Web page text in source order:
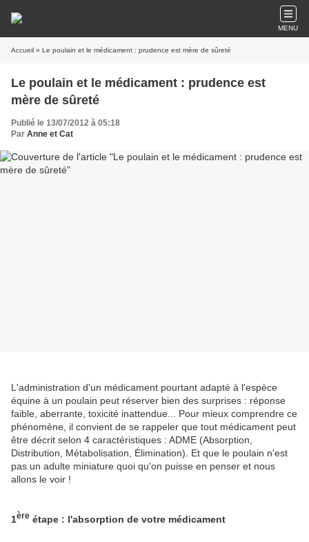
MENU
Accueil » Le poulain et le médicament : prudence est mère de sûreté
Le poulain et le médicament : prudence est
mère de sûreté
Publié le 13/07/2012 à 05:18
Par Anne et Cat
L'administration d'un médicament pourtant adapté à l'espèce
équine à un poulain peut réserver bien des surprises : réponse
faible, aberrante, toxicité inattendue... Pour mieux comprendre ce
phénomène, il convient de se rappeler que tout médicament peut
être décrit selon 4 caractéristiques : ADME (Absorption,
Distribution, Métabolisation, Élimination). Et que le poulain n'est
pas un adulte miniature quoi qu'on puisse en penser et nous
allons le voir !
1ère étape : l'absorption de votre médicament